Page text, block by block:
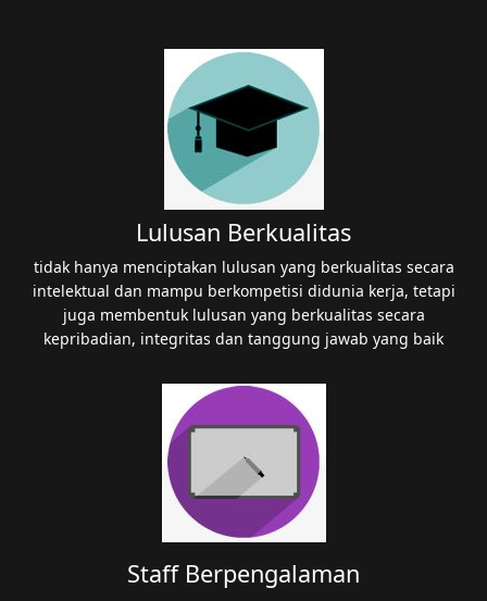
Lulusan Berkualitas
tidak hanya menciptakan lulusan yang berkualitas secara
intelektual dan mampu berkompetisi didunia kerja, tetapi
juga membentuk lulusan yang berkualitas secara
kepribadian, integritas dan tanggung jawab yang baik
Staff Berpengalaman